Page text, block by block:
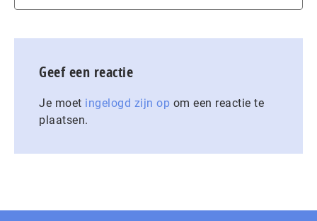
Geef een reactie
Je moet ingelogd zijn op om een reactie te
plaatsen.